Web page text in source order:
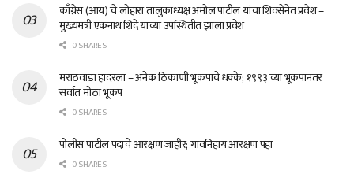
काँग्रेस (आय) चे लोहारा तालुकाध्यक्ष अमोल पाटील यांचा शिवसेनेत प्रवेश –
मुख्यमंत्री एकनाथ शिंदे यांच्या उपस्थितीत झाला प्रवेश
0 SHARES
मराठवाडा हादरला – अनेक ठिकाणी भूकंपाचे धक्के; १९९३ च्या भूकंपानंतर
सर्वात मोठा भूकंप
0 SHARES
पोलीस पाटील पदाचे आरक्षण जाहीर; गावनिहाय आरक्षण पहा
0 SHARES